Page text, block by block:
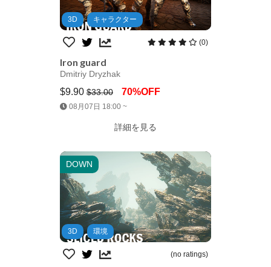
3D キャラクター
(0)
Iron guard
Dmitriy Dryzhak
$9.90 $33.00 70%OFF
08月07日 18:00 ~
詳細を見る
DOWN
Jump AssetStore
3D 環境
(no ratings)